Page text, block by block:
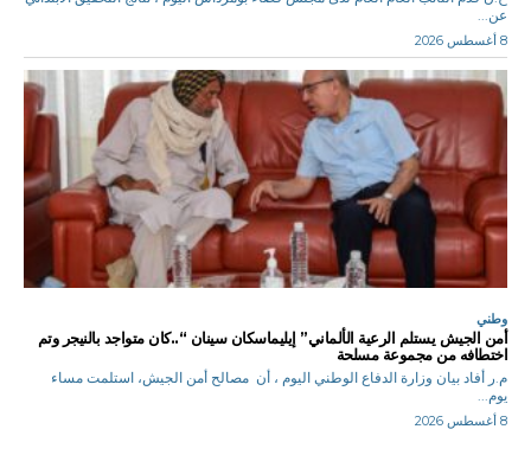
عن...
8 أغسطس 2026
وطني
أمن الجيش يستلم الرعية الألماني” إيليماسكان سينان “..كان متواجد بالنيجر وتم
اختطافه من مجموعة مسلحة
م.ر أفاد بيان وزارة الدفاع الوطني اليوم ، أن مصالح أمن الجيش، استلمت مساء
يوم...
8 أغسطس 2026